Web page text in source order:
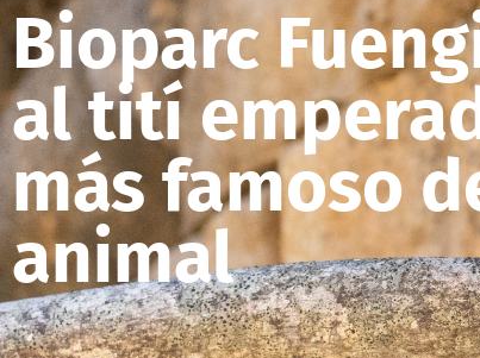
Bioparc
al tití
más famoso
animal